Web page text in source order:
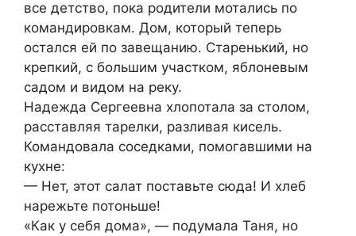
все детство, пока родители мотались по
командировкам. Дом, который теперь
остался ей по завещанию. Старенький, но
крепкий, с большим участком, яблоневым
садом и видом на реку.
Надежда Сергеевна хлопотала за столом,
расставляя тарелки, разливая кисель.
Командовала соседками, помогавшими на
кухне:
— Нет, этот салат поставьте сюда! И хлеб
нарежьте потоньше!
«Как у себя дома», — подумала Таня, но